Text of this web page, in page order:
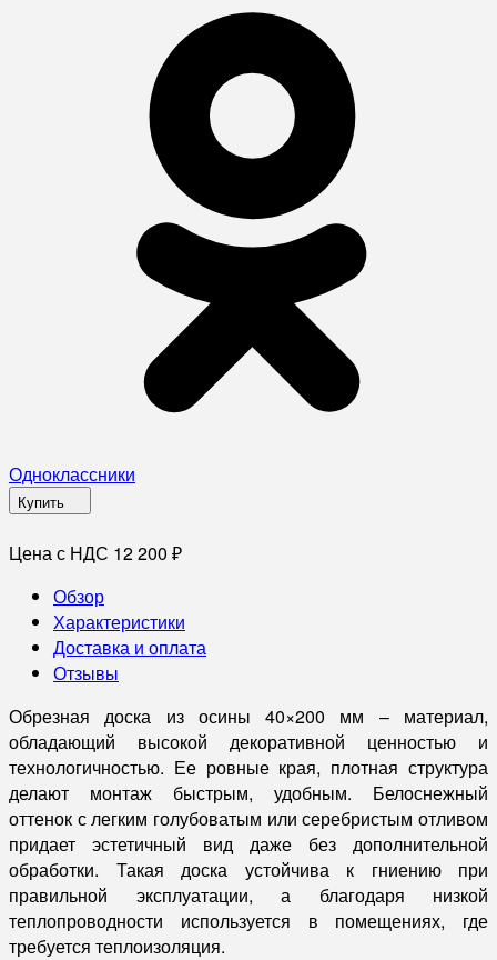
Одноклассники
Купить
Цена с НДС 12 200 ₽
Обзор
Характеристики
Доставка и оплата
Отзывы
Обрезная доска из осины 40×200 мм – материал,
обладающий высокой декоративной ценностью и
технологичностью. Ее ровные края, плотная структура
делают монтаж быстрым, удобным. Белоснежный
оттенок с легким голубоватым или серебристым отливом
придает эстетичный вид даже без дополнительной
обработки. Такая доска устойчива к гниению при
правильной эксплуатации, а благодаря низкой
теплопроводности используется в помещениях, где
требуется теплоизоляция.